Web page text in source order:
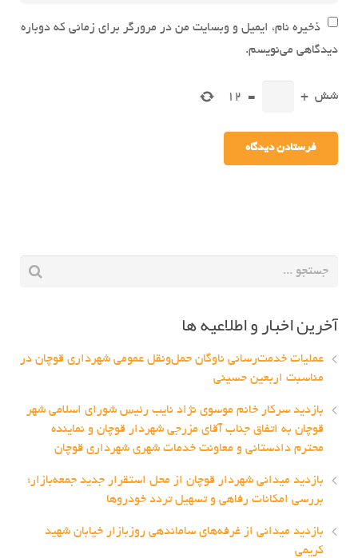
ذخیره نام، ایمیل و وبسایت من در مرورگر برای زمانی که دوباره
دیدگاهی می‌نویسم.
شش +
=
12
آخرین اخبار و اطلاعیه ها
عملیات خدمت‌رسانی ناوگان حمل‌ونقل عمومی شهرداری قوچان در
مناسبت اربعین حسینی
بازدید سرکار خانم موسوی نژاد نایب رئیس شورای اسلامی شهر
قوچان به اتفاق جناب آقای مزرجی شهردار قوچان و نماینده
محترم دادستانی و معاونت خدمات شهری شهرداری قوچان
بازدید میدانی شهردار قوچان از محل استقرار جدید جمعه‌بازار؛
بررسی امکانات رفاهی و تسهیل تردد خودروها
بازدید میدانی از غرفه‌های ساماندهی روزبازار خیابان شهید
کریمی